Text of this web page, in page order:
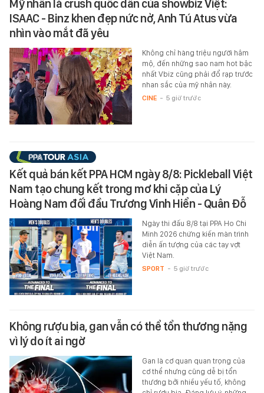
Mỹ nhân là crush quốc dân của showbiz Việt:
ISAAC - Binz khen đẹp nức nở, Anh Tú Atus vừa
nhìn vào mắt đã yêu
Không chỉ hàng triệu người hâm
mộ, đến những sao nam hot bậc
nhất Vbiz cũng phải đổ rạp trước
nhan sắc của mỹ nhân này.
CINE - 5 giờ trước
Kết quả bán kết PPA HCM ngày 8/8: Pickleball Việt
Nam tạo chung kết trong mơ khi cặp của Lý
Hoàng Nam đối đầu Trương Vinh Hiển - Quân Đỗ
Ngày thi đấu 8/8 tại PPA Ho Chi
Minh 2026 chứng kiến màn trình
diễn ấn tượng của các tay vợt
Việt Nam.
SPORT - 5 giờ trước
Không rượu bia, gan vẫn có thể tổn thương nặng
vì lý do ít ai ngờ
Gan là cơ quan quan trọng của
cơ thể nhưng cũng dễ bị tổn
thương bởi nhiều yếu tố, không